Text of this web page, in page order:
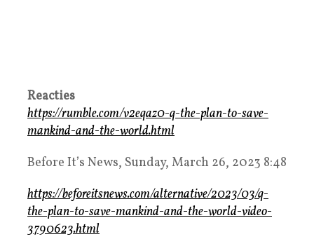
Reacties
https://rumble.com/v2eqaz0-q-the-plan-to-save-
mankind-and-the-world.html
Before It’s News, Sunday, March 26, 2023 8:48
https://beforeitsnews.com/alternative/2023/03/q-
the-plan-to-save-mankind-and-the-world-video-
3790623.html